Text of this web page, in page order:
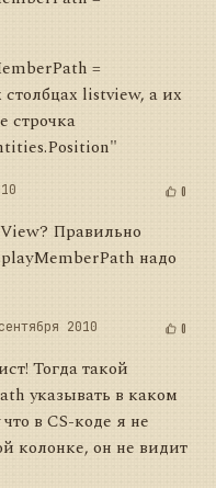
=
listview, а их
строчка
0
Правильно
надо
2010 0
Тогда такой
указывать в каком
в CS-коде я не
колонке, он не видит